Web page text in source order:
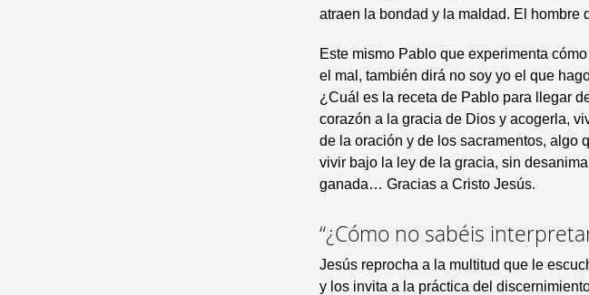
atraen la bondad y la maldad. El hombre
Este mismo Pablo que experimenta
el mal, también dirá no soy yo el que
¿Cuál es la receta de Pablo para llegar
corazón a la gracia de Dios y acogerla,
de la oración y de los sacramentos, algo
vivir bajo la ley de la gracia, sin
ganada… Gracias a Cristo Jesús.
“¿Cómo no sabéis
Jesús reprocha a la multitud que le
y los invita a la práctica del